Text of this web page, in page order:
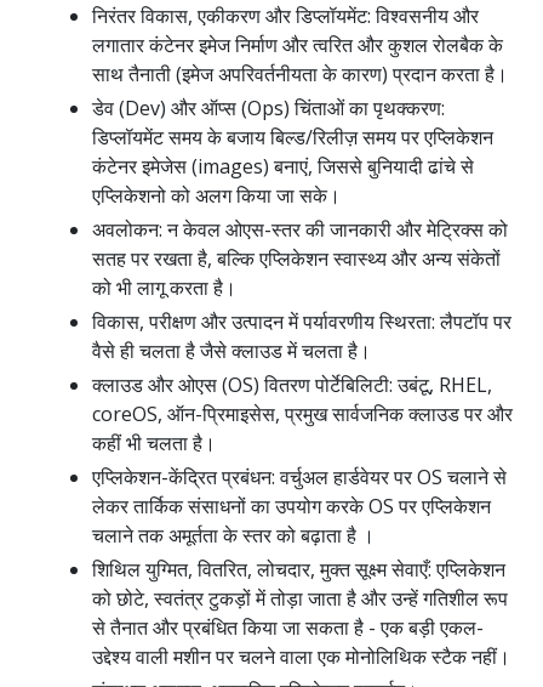
निरंतर विकास, एकीकरण और डिप्लॉयमेंट: विश्वसनीय और
लगातार कंटेनर इमेज निर्माण और त्वरित और कुशल रोलबैक के
साथ तैनाती (इमेज अपरिवर्तनीयता के कारण) प्रदान करता है।
डेव (Dev) और ऑप्स (Ops) चिंताओं का पृथक्करण:
डिप्लॉयमेंट समय के बजाय बिल्ड/रिलीज़ समय पर एप्लिकेशन
कंटेनर इमेजेस (images) बनाएं, जिससे बुनियादी ढांचे से
एप्लिकेशनो को अलग किया जा सके।
अवलोकन: न केवल ओएस-स्तर की जानकारी और मेट्रिक्स को
सतह पर रखता है, बल्कि एप्लिकेशन स्वास्थ्य और अन्य संकेतों
को भी लागू करता है।
विकास, परीक्षण और उत्पादन में पर्यावरणीय स्थिरता: लैपटॉप पर
वैसे ही चलता है जैसे क्लाउड में चलता है।
क्लाउड और ओएस (OS) वितरण पोर्टेबिलिटी: उबंटू, RHEL,
coreOS, ऑन-प्रिमाइसेस, प्रमुख सार्वजनिक क्लाउड पर और
कहीं भी चलता है।
एप्लिकेशन-केंद्रित प्रबंधन: वर्चुअल हार्डवेयर पर OS चलाने से
लेकर तार्किक संसाधनों का उपयोग करके OS पर एप्लिकेशन
चलाने तक अमूर्तता के स्तर को बढ़ाता है ।
शिथिल युग्मित, वितरित, लोचदार, मुक्त सूक्ष्म सेवाएँ: एप्लिकेशन
को छोटे, स्वतंत्र टुकड़ों में तोड़ा जाता है और उन्हें गतिशील रूप
से तैनात और प्रबंधित किया जा सकता है - एक बड़ी एकल-
उद्देश्य वाली मशीन पर चलने वाला एक मोनोलिथिक स्टैक नहीं।